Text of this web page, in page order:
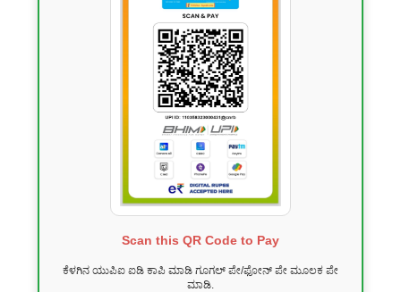
Scan this QR Code to Pay
ಕೆಳಗಿನ ಯುಪಿಐ ಐಡಿ ಕಾಪಿ ಮಾಡಿ ಗೂಗಲ್ ಪೇ/ಫೋನ್ ಪೇ ಮೂಲಕ ಪೇ
ಮಾಡಿ.